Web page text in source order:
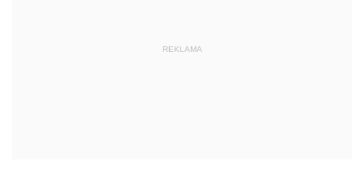
REKLAMA